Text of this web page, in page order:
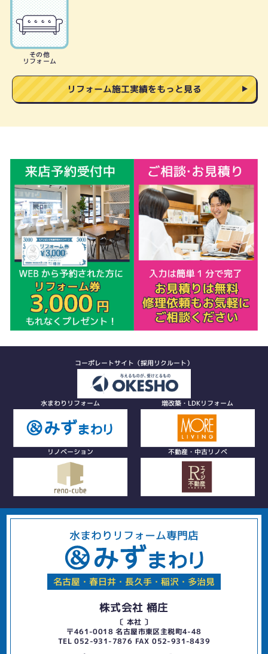
その他
リフォーム
リフォーム施工実績をもっと見る
コーポレートサイト（採用リクルート）
水まわりリフォーム 増改築・LDKリフォーム
リノベーション 不動産・中古リノベ
水まわりリフォーム専門店
名古屋・春日井・長久手・稲沢・多治見
株式会社 桶庄
〔 本社 〕
〒461-0018 名古屋市東区主税町4-48
TEL 052-931-7876 FAX 052-931-8439